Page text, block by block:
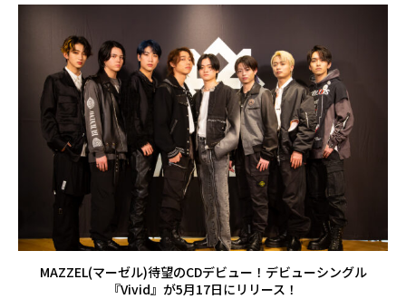
MAZZEL(マーゼル)待望のCDデビュー！デビューシングル
『Vivid』が5月17日にリリース！